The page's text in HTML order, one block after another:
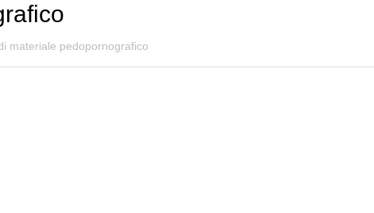
materiale pedopornografico